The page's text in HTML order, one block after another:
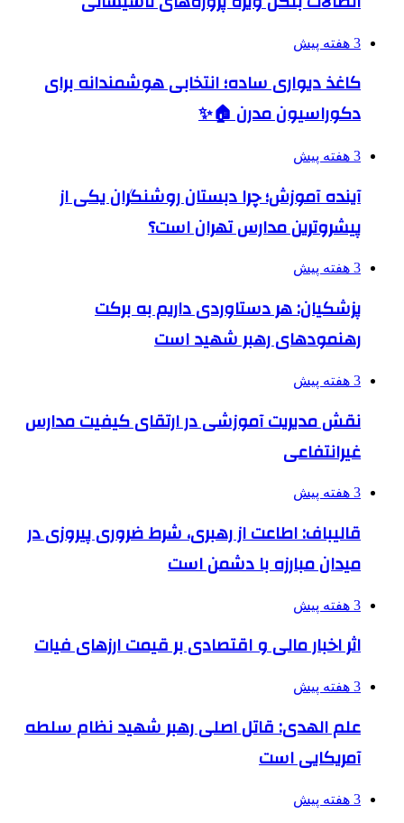
3 هفته پیش
کاغذ دیواری ساده؛ انتخابی هوشمندانه برای
دکوراسیون مدرن 🏠✨
3 هفته پیش
آینده آموزش؛ چرا دبستان روشنگران یکی از
پیشروترین مدارس تهران است؟
3 هفته پیش
پزشکیان: هر دستاوردی داریم به برکت
رهنمودهای رهبر شهید است
3 هفته پیش
نقش مدیریت آموزشی در ارتقای کیفیت مدارس
غیرانتفاعی
3 هفته پیش
قالیباف: اطاعت از رهبری، شرط ضروری پیروزی در
میدان مبارزه با دشمن است
3 هفته پیش
اثر اخبار مالی و اقتصادی بر قیمت ارزهای فیات
3 هفته پیش
علم الهدی: قاتل اصلی رهبر شهید نظام سلطه
آمریکایی است
3 هفته پیش